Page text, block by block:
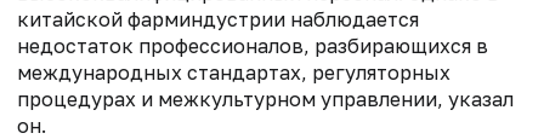
китайской фарминдустрии наблюдается
недостаток профессионалов, разбирающихся в
международных стандартах, регуляторных
процедурах и межкультурном управлении, указал
он.